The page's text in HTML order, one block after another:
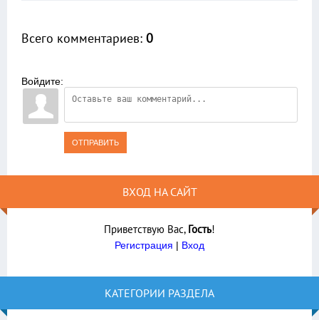
Всего комментариев: 0
Войдите:
ОТПРАВИТЬ
ВХОД НА САЙТ
Приветствую Вас, Гость!
Регистрация | Вход
КАТЕГОРИИ РАЗДЕЛА